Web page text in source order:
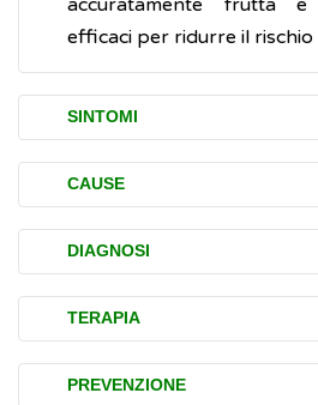
accuratamente frutta
efficaci per ridurre il rischio
SINTOMI
L'influenza intestinale
causando disturbi quali:
diarrea
diverse, spesso più gravi
crampi addominali e
nausea e/o
CAUSE
La trasmissione avviene
o per condivisione di
asciugamani o cibo con
abbia l'infezionein corso.
di cibo o acqua
DIAGNOSI
L'influenza intestinale
(diagnosticata) dal
disturbi riferiti e di una
TERAPIA
In generale, non
PREVENZIONE